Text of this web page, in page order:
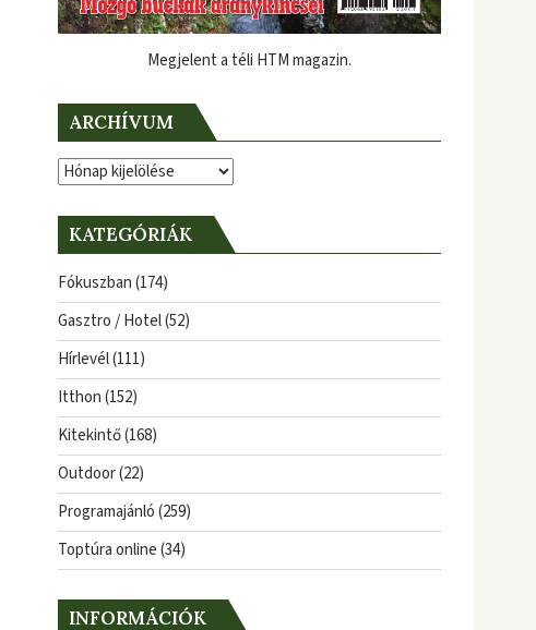
Megjelent a téli HTM magazin.
ARCHÍVUM
Archívum
KATEGÓRIÁK
Fókuszban(174)
Gasztro / Hotel(52)
Hírlevél(111)
Itthon(152)
Kitekintő(168)
Outdoor(22)
Programajánló(259)
Toptúra online(34)
INFORMÁCIÓK